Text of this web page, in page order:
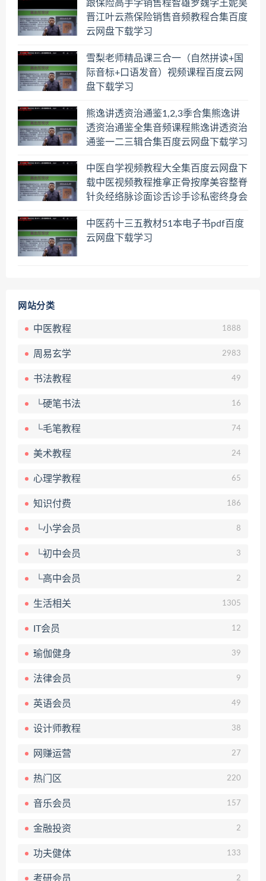
跟保险高手学销售程智雄罗魏学王妮吴
晋江叶云燕保险销售音频教程合集百度
云网盘下载学习
雪梨老师精品课三合一（自然拼读+国
际音标+口语发音）视频课程百度云网
盘下载学习
熊逸讲透资治通鉴1,2,3季合集熊逸讲
透资治通鉴全集音频课程熊逸讲透资治
通鉴一二三辑合集百度云网盘下载学习
中医自学视频教程大全集百度云网盘下
载中医视频教程推拿正骨按摩美容整脊
针灸经络脉诊面诊舌诊手诊私密终身会
中医药十三五教材51本电子书pdf百度
云网盘下载学习
网站分类
中医教程 1888
周易玄学 2983
书法教程 49
└硬笔书法 16
└毛笔教程 74
美术教程 24
心理学教程 65
知识付费 186
└小学会员 8
└初中会员 3
└高中会员 2
生活相关 1305
IT会员 12
瑜伽健身 39
法律会员 9
英语会员 49
设计师教程 38
网赚运营 27
热门区 220
音乐会员 157
金融投资 2
功夫健体 133
考研会员 2